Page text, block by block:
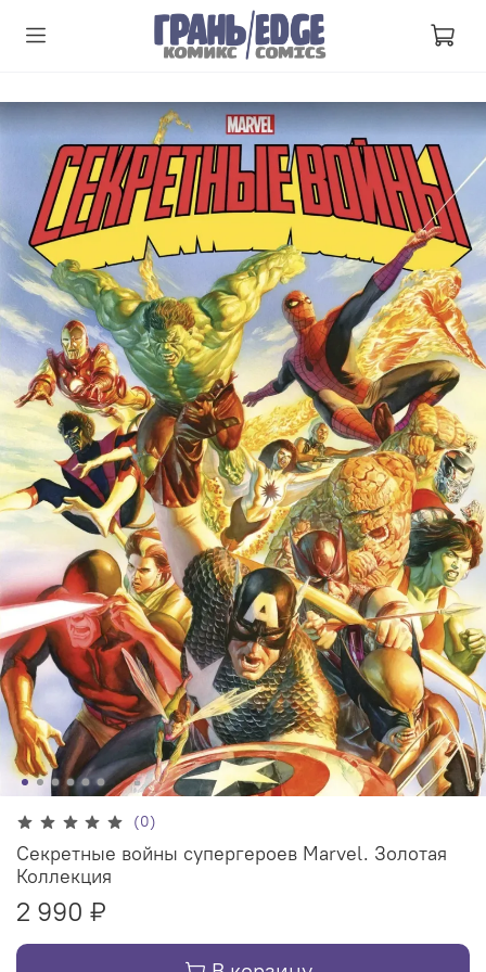
(0)
Секретные войны супергероев Marvel. Золотая
Коллекция
2 990 ₽